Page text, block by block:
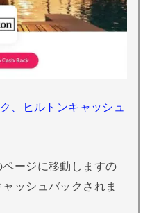
、ヒルトンキャッシュ
ージに移動しますの
ッシュバックされま